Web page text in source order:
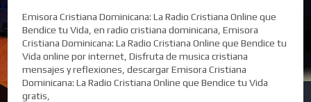
Emisora Cristiana Dominicana: La Radio Cristiana Online que
Bendice tu Vida, en radio cristiana dominicana, Emisora
Cristiana Dominicana: La Radio Cristiana Online que Bendice tu
Vida online por internet, Disfruta de musica cristiana
mensajes y reflexiones, descargar Emisora Cristiana
Dominicana: La Radio Cristiana Online que Bendice tu Vida
gratis,